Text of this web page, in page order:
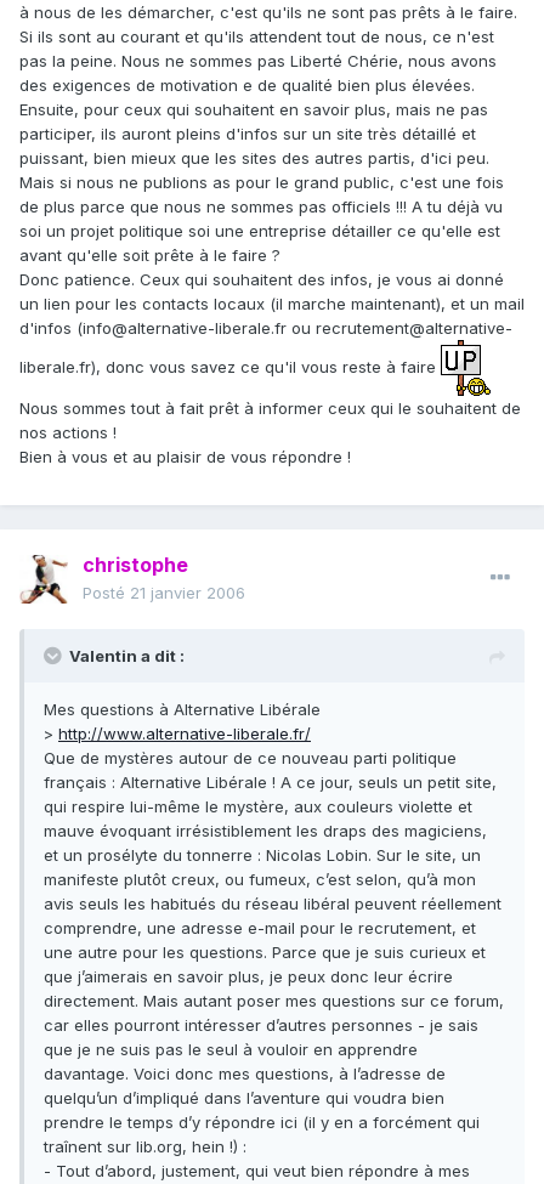
à nous de les démarcher, c'est qu'ils ne sont pas prêts à le faire.
Si ils sont au courant et qu'ils attendent tout de nous, ce n'est
pas la peine. Nous ne sommes pas Liberté Chérie, nous avons
des exigences de motivation e de qualité bien plus élevées.
Ensuite, pour ceux qui souhaitent en savoir plus, mais ne pas
participer, ils auront pleins d'infos sur un site très détaillé et
puissant, bien mieux que les sites des autres partis, d'ici peu.
Mais si nous ne publions as pour le grand public, c'est une fois
de plus parce que nous ne sommes pas officiels !!! A tu déjà vu
soi un projet politique soi une entreprise détailler ce qu'elle est
avant qu'elle soit prête à le faire ?
Donc patience. Ceux qui souhaitent des infos, je vous ai donné
un lien pour les contacts locaux (il marche maintenant), et un mail
d'infos (info@alternative-liberale.fr ou recrutement@alternative-
liberale.fr), donc vous savez ce qu'il vous reste à faire
Nous sommes tout à fait prêt à informer ceux qui le souhaitent de
nos actions !
Bien à vous et au plaisir de vous répondre !
christophe
Posté 21 janvier 2006
Valentin a dit :
Mes questions à Alternative Libérale
> http://www.alternative-liberale.fr/
Que de mystères autour de ce nouveau parti politique
français : Alternative Libérale ! A ce jour, seuls un petit site,
qui respire lui-même le mystère, aux couleurs violette et
mauve évoquant irrésistiblement les draps des magiciens,
et un prosélyte du tonnerre : Nicolas Lobin. Sur le site, un
manifeste plutôt creux, ou fumeux, c’est selon, qu’à mon
avis seuls les habitués du réseau libéral peuvent réellement
comprendre, une adresse e-mail pour le recrutement, et
une autre pour les questions. Parce que je suis curieux et
que j’aimerais en savoir plus, je peux donc leur écrire
directement. Mais autant poser mes questions sur ce forum,
car elles pourront intéresser d’autres personnes - je sais
que je ne suis pas le seul à vouloir en apprendre
davantage. Voici donc mes questions, à l’adresse de
quelqu’un d’impliqué dans l’aventure qui voudra bien
prendre le temps d’y répondre ici (il y en a forcément qui
traînent sur lib.org, hein !) :
- Tout d’abord, justement, qui veut bien répondre à mes